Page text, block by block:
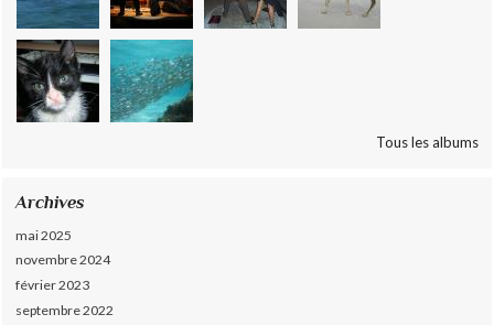
Tous les albums
Archives
mai 2025
novembre 2024
février 2023
septembre 2022